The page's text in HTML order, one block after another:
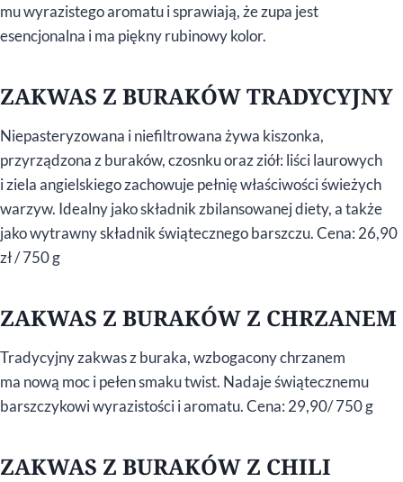
mu wyrazistego aromatu i sprawiają, że zupa jest
esencjonalna i ma piękny rubinowy kolor.
ZAKWAS Z BURAKÓW TRADYCYJNY
Niepasteryzowana i niefiltrowana żywa kiszonka,
przyrządzona z buraków, czosnku oraz ziół: liści laurowych
i ziela angielskiego zachowuje pełnię właściwości świeżych
warzyw. Idealny jako składnik zbilansowanej diety, a także
jako wytrawny składnik świątecznego barszczu. Cena: 26,90
zł / 750 g
ZAKWAS Z BURAKÓW Z CHRZANEM
Tradycyjny zakwas z buraka, wzbogacony chrzanem
ma nową moc i pełen smaku twist. Nadaje świątecznemu
barszczykowi wyrazistości i aromatu. Cena: 29,90/ 750 g
ZAKWAS Z BURAKÓW Z CHILI